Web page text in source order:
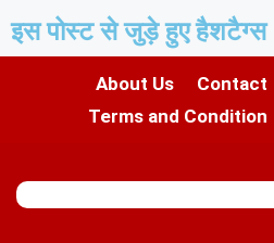
इस पोस्ट से जुड़े हुए हैशटैग्स
About Us Contact
Terms and Condition